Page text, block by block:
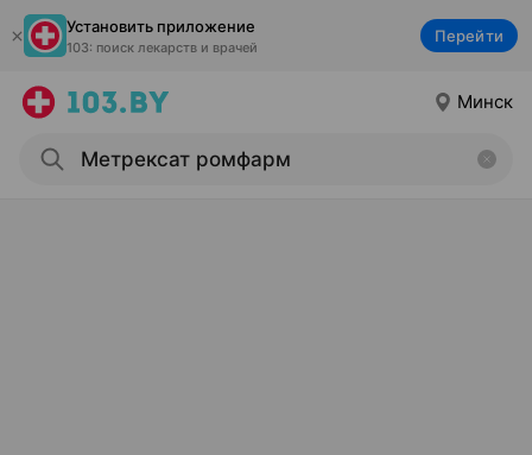
Установить приложение
103: поиск лекарств и врачей
Перейти
Минск